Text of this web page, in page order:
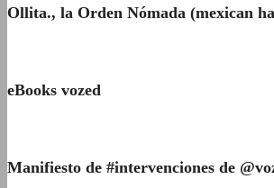
Ollita., la Orden Nómada (mexican
eBooks vozed
Manifiesto de #intervenciones de